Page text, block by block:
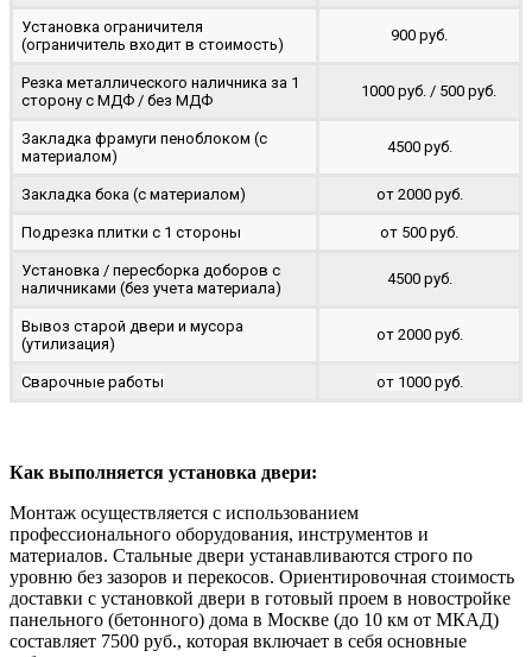
Установка ограничителя
(ограничитель входит в стоимость)
900 руб.
Резка металлического наличника за 1
сторону с МДФ / без МДФ
1000 руб. / 500 руб.
Закладка фрамуги пеноблоком (с
материалом)
4500 руб.
Закладка бока (с материалом) от 2000 руб.
Подрезка плитки с 1 стороны от 500 руб.
Установка / пересборка доборов с
наличниками (без учета материала)
4500 руб.
Вывоз старой двери и мусора
(утилизация)
от 2000 руб.
Сварочные работы от 1000 руб.
Как выполняется установка двери:
Монтаж осуществляется с использованием
профессионального оборудования, инструментов и
материалов. Стальные двери устанавливаются строго по
уровню без зазоров и перекосов. Ориентировочная стоимость
доставки с установкой двери в готовый проем в новостройке
панельного (бетонного) дома в Москве (до 10 км от МКАД)
составляет 7500 руб., которая включает в себя основные